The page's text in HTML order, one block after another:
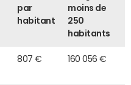
par
habitant
moins de
250
habitants
807 € 160 056 €